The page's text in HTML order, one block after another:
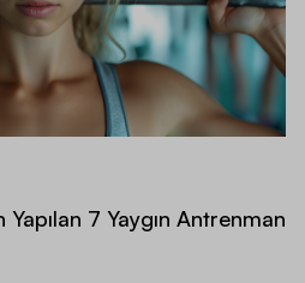
7 Yaygın Antrenman